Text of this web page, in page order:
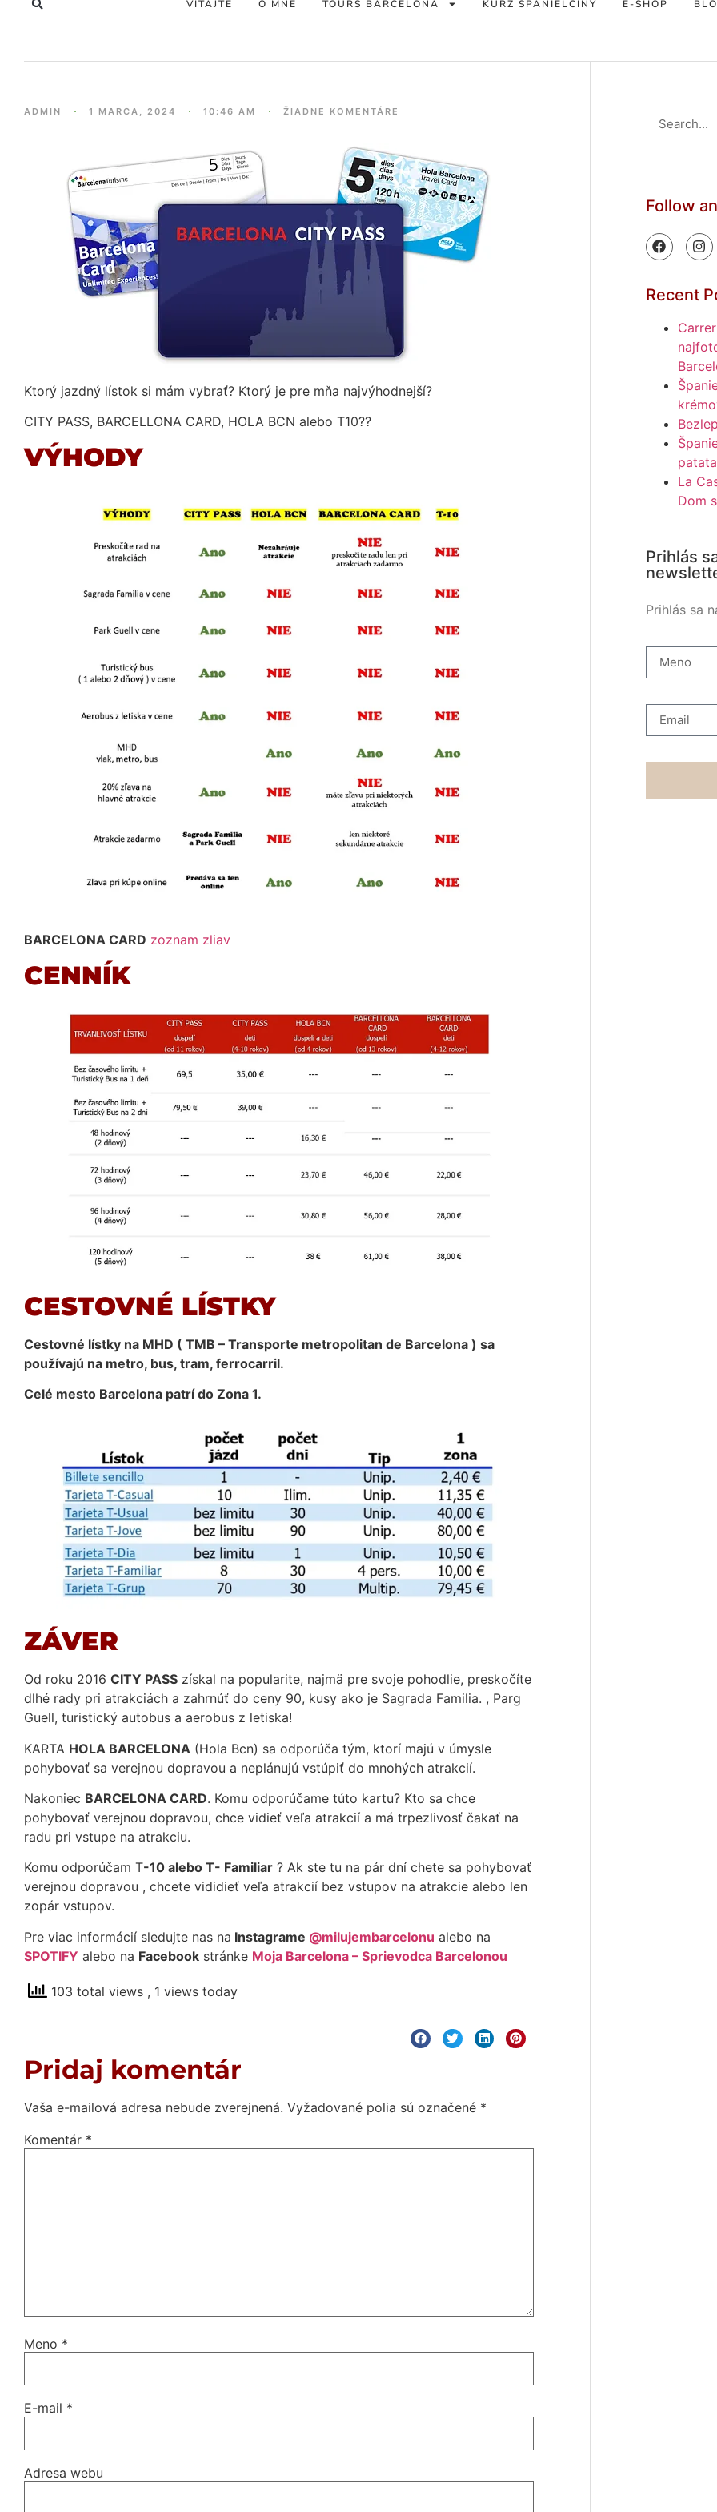
VÍTAJTE O MNE TOURS BARCELONA KURZ ŠPANIELČINY E-SHOP
ADMIN 1 MARCA, 2024 10:46 AM ŽIADNE KOMENTÁRE
Ktorý jazdný lístok si mám vybrať? Ktorý je pre mňa najvýhodnejší?
CITY PASS, BARCELLONA CARD, HOLA BCN alebo T10??
VÝHODY
BARCELONA CARD zoznam zliav
CENNÍK
CESTOVNÉ LÍSTKY
Cestovné lístky na MHD ( TMB – Transporte metropolitan de Barcelona ) sa
používajú na metro, bus, tram, ferrocarril.
Celé mesto Barcelona patrí do Zona 1.
ZÁVER
Od roku 2016 CITY PASS získal na popularite, najmä pre svoje pohodlie, preskočíte
dlhé rady pri atrakciách a zahrnúť do ceny 90, kusy ako je Sagrada Familia. , Parg
Guell, turistický autobus a aerobus z letiska!
KARTA HOLA BARCELONA (Hola Bcn) sa odporúča tým, ktorí majú v úmysle
pohybovať sa verejnou dopravou a neplánujú vstúpiť do mnohých atrakcií.
Nakoniec BARCELONA CARD. Komu odporúčame túto kartu? Kto sa chce
pohybovať verejnou dopravou, chce vidieť veľa atrakcií a má trpezlivosť čakať na
radu pri vstupe na atrakciu.
Komu odporúčam T-10 alebo T- Familiar ? Ak ste tu na pár dní chete sa pohybovať
verejnou dopravou , chcete vididieť veľa atrakcií bez vstupov na atrakcie alebo len
zopár vstupov.
Pre viac informácií sledujte nas na Instagrame @milujembarcelonu alebo na
SPOTIFY alebo na Facebook stránke Moja Barcelona – Sprievodca Barcelonou
103 total views , 1 views today
Pridaj komentár
Vaša e-mailová adresa nebude zverejnená. Vyžadované polia sú označené *
Komentár *
Meno *
E-mail *
Adresa webu
Follow
Recent
La
Dom
Prihlás
Prihlás sa